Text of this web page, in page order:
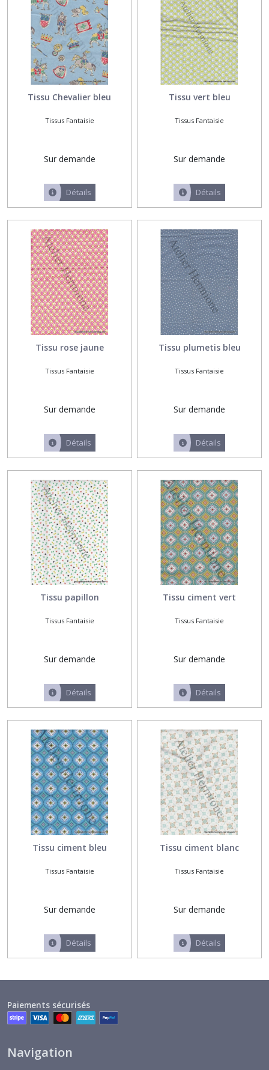
Tissu Chevalier bleu
Tissus Fantaisie
Sur demande
Détails
Tissu vert bleu
Tissus Fantaisie
Sur demande
Détails
Tissu rose jaune
Tissus Fantaisie
Sur demande
Détails
Tissu plumetis bleu
Tissus Fantaisie
Sur demande
Détails
Tissu papillon
Tissus Fantaisie
Sur demande
Détails
Tissu ciment vert
Tissus Fantaisie
Sur demande
Détails
Tissu ciment bleu
Tissus Fantaisie
Sur demande
Détails
Tissu ciment blanc
Tissus Fantaisie
Sur demande
Détails
Paiements sécurisés
Navigation